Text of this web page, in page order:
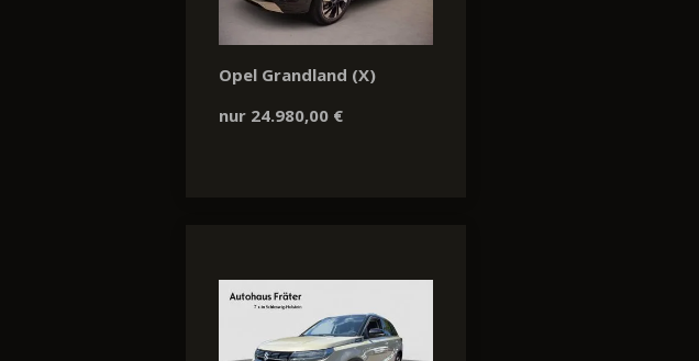
Opel Grandland (X)
nur 24.980,00 €